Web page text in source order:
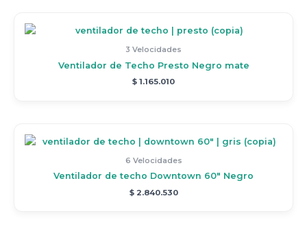
3 Velocidades
Ventilador de Techo Presto Negro mate
$ 1.165.010
6 Velocidades
Ventilador de techo Downtown 60″ Negro
$2.840.530